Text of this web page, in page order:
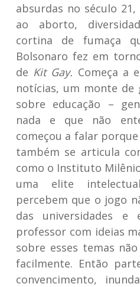
absurdas no século
ao aborto,
cortina de fumaça
Bolsonaro fez em
de Kit Gay. Começa a
notícias, um monte de
sobre educação –
nada e que não
começou a falar
também se articula
como o Instituto
uma elite
percebem que o jogo
das universidades e
professor com ideias
sobre esses temas
facilmente. Então
convencimento,